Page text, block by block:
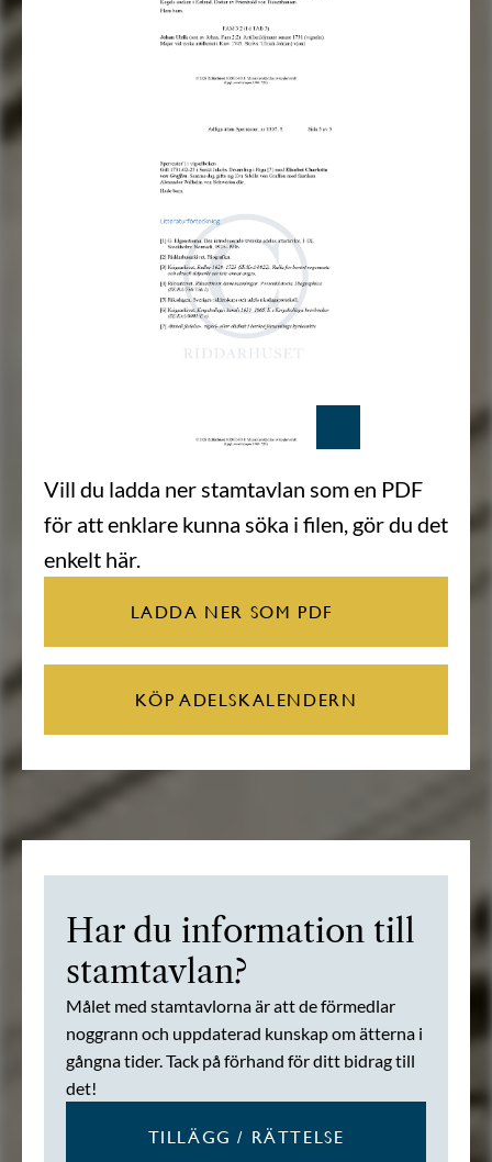
Vill du ladda ner stamtavlan som en PDF
för att enklare kunna söka i filen, gör du det
enkelt här.
LADDA NER SOM PDF
KÖP ADELSKALENDERN
Har du information till
stamtavlan?
Målet med stamtavlorna är att de förmedlar
noggrann och uppdaterad kunskap om ätterna i
gångna tider. Tack på förhand för ditt bidrag till
det!
TILLÄGG / RÄTTELSE